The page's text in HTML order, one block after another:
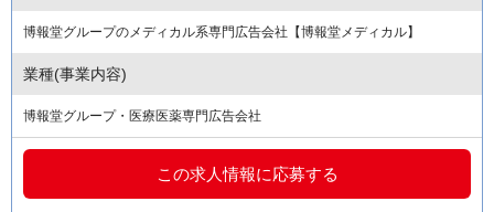
博報堂グループのメディカル系専門広告会社【博報堂メディカル】
業種(事業内容)
博報堂グループ・医療医薬専門広告会社
この求人情報に応募する